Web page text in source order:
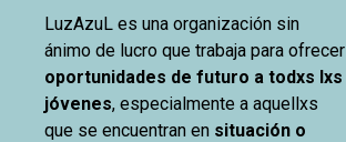
LuzAzuL es una organización sin
ánimo de lucro que trabaja para ofrecer
oportunidades de futuro atodxs lxs
jóvenes, especialmente a aquellxs
que se encuentran en situación o